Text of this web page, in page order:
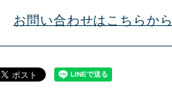
お問い合わせはこちらから